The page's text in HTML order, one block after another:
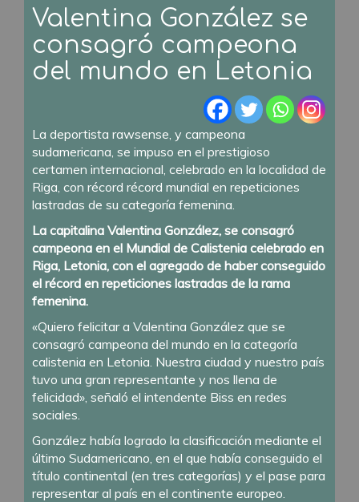
Valentina González se
consagró campeona
del mundo en Letonia
La deportista rawsense, y campeona
sudamericana, se impuso en el prestigioso
certamen internacional, celebrado en la localidad de
Riga, con récord récord mundial en repeticiones
lastradas de su categoría femenina.
La capitalina Valentina González, se consagró
campeona en el Mundial de Calistenia celebrado en
Riga, Letonia, con el agregado de haber conseguido
el récord en repeticiones lastradas de la rama
femenina.
«Quiero felicitar a Valentina González que se
consagró campeona del mundo en la categoría
calistenia en Letonia. Nuestra ciudad y nuestro país
tuvo una gran representante y nos llena de
felicidad», señaló el intendente Biss en redes
sociales.
González había logrado la clasificación mediante el
último Sudamericano, en el que había conseguido el
título continental (en tres categorías) y el pase para
representar al país en el continente europeo.